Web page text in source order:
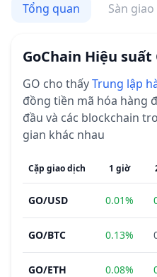
Tổng quan Sàn
GoChain Hiệu
GO cho thấyTrung lập
đồng tiền mã hóa hàng
đầu và các blockchain
gian khác nhau
Cặp giao dịch 1 giờ
GO/USD 0.01%
GO/BTC 0.13%
GO/ETH 0.08%